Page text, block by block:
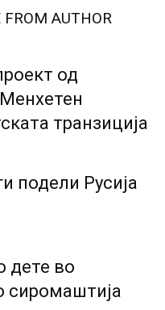
FROM AUTHOR
од
транзиција
подели Русија
дете во
сиромаштија